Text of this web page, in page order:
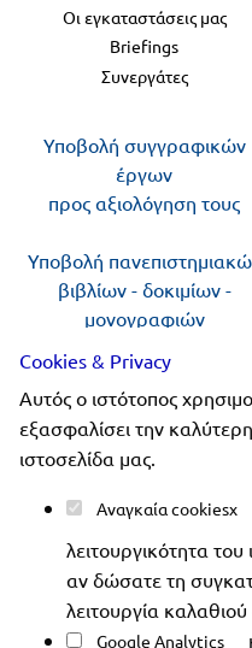
Βιβλιοθήκη
του
Πανελλήνιοι
Μαθητικοί
Διαγωνισμοί
Παζλ και
Επιτραπέζια
Παιχνίδια
Ε.ΠΑΛ.
το
λύκειο
Οι εγκαταστάσεις μας
Briefings
Συνεργάτες
Υποβολή συγγραφικών
έργων
προς αξιολόγηση τους
Υποβολή
βιβλίων - δοκιμίων -
μονογραφιών
Copyright 2019-
reserved| Όροι
Cookies & Privacy
Αυτός ο ιστότοπος
εξασφαλίσει την
ιστοσελίδα μας.
Αναγκαία cookies
λειτουργικότητα
αν δώσατε τη
λειτουργία
Google Analytics